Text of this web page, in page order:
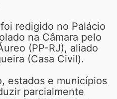
redigido no Palácio
na Câmara pelo
(PP-RJ), aliado
(Casa Civil).
estados e municípios
parcialmente